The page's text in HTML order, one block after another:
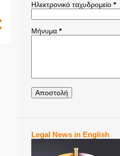
Ηλεκτρονικό ταχυδρομείο *
Μήνυμα *
Legal News in English